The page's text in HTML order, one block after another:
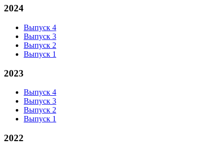
2024
Выпуск 4
Выпуск 3
Выпуск 2
Выпуск 1
2023
Выпуск 4
Выпуск 3
Выпуск 2
Выпуск 1
2022